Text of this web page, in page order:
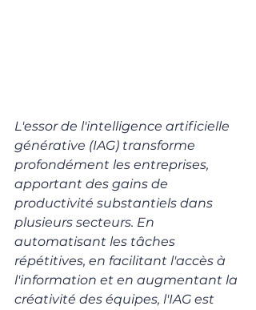
L'essor de l'intelligence artificielle
générative (IAG) transforme
profondément les entreprises,
apportant des gains de
productivité substantiels dans
plusieurs secteurs. En
automatisant les tâches
répétitives, en facilitant l'accès à
l'information et en augmentant la
créativité des équipes, l'IAG est